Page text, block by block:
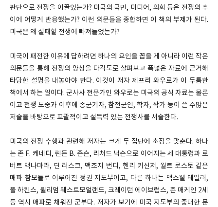
판단으로 전쟁을 이끌었는가? 미국의 국민, 미디어, 의회 등은 전쟁의 추
이에 어떻게 반응했는가? 이런 의문들을 종합하면 이 책의 부제가 된다.
미국은 왜 실패할 전쟁에 빠져들었는가?
미국이 패전한 이유에 답하려면 하나의 요인을 꼽을 게 아니라 이런 작은
의문들을 통해 전쟁의 양상을 다각도로 살펴보고 폭넓은 자료에 근거해
타당한 설명을 내놓아야 한다. 이것이 저자 제프리 와우로가 이 두툼한
책에서 하는 일이다. 군사사 전문가인 와우로는 미국의 공식 자료는 물론
이고 전쟁 도중과 이후에 종군기자, 참전군인, 학자, 작가 등이 쓴 수많은
저술을 바탕으로 포괄적이고 설득력 있는 전쟁사를 서술한다.
미국의 전쟁 수행과 관련해 저자는 크게 두 집단에 초점을 맞춘다. 하나
는 존 F. 케네디, 린든 B. 존슨, 리처드 닉슨으로 이어지는 세 대통령과 로
버트 맥나마라, 딘 러스크, 맥조지 번디, 헨리 키신저, 월트 로스토 같은
매파 참모들로 이루어진 정권 지도부이고, 다른 하나는 맥스웰 테일러,
폴 하킨스, 윌리엄 웨스트모얼랜드, 크레이턴 에이브럼스, 존 매케인 2세
등 역시 매파로 채워진 군부다. 저자가 보기에 미국 지도부의 중대한 문